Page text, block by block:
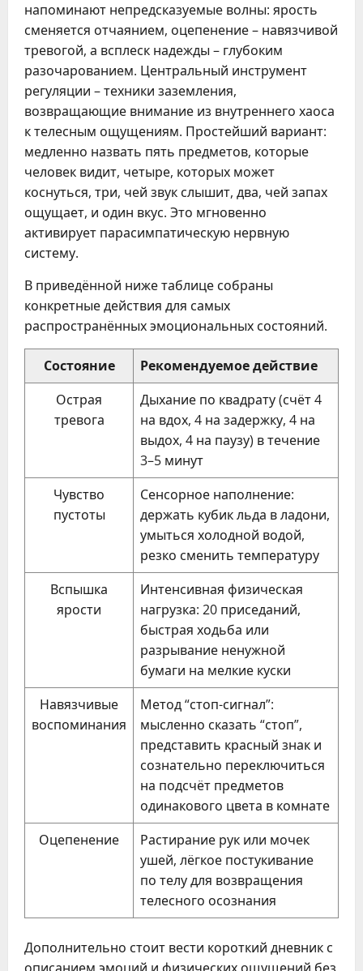
напоминают непредсказуемые волны: ярость
сменяется отчаянием, оцепенение – навязчивой
тревогой, а всплеск надежды – глубоким
разочарованием. Центральный инструмент
регуляции – техники заземления,
возвращающие внимание из внутреннего хаоса
к телесным ощущениям. Простейший вариант:
медленно назвать пять предметов, которые
человек видит, четыре, которых может
коснуться, три, чей звук слышит, два, чей запах
ощущает, и один вкус. Это мгновенно
активирует парасимпатическую нервную
систему.
В приведённой ниже таблице собраны
конкретные действия для самых
распространённых эмоциональных состояний.
Состояние
Рекомендуемое действие
Острая
тревога
Дыхание по квадрату (счёт 4
на вдох, 4 на задержку, 4 на
выдох, 4 на паузу) в течение
3–5 минут
Чувство
пустоты
Сенсорное наполнение:
держать кубик льда в ладони,
умыться холодной водой,
резко сменить температуру
Вспышка
ярости
Интенсивная физическая
нагрузка: 20 приседаний,
быстрая ходьба или
разрывание ненужной
бумаги на мелкие куски
Навязчивые
воспоминания
Метод “стоп-сигнал”:
мысленно сказать “стоп”,
представить красный знак и
сознательно переключиться
на подсчёт предметов
одинакового цвета в комнате
Оцепенение
Растирание рук или мочек
ушей, лёгкое постукивание
по телу для возвращения
телесного осознания
Дополнительно стоит вести короткий дневник с